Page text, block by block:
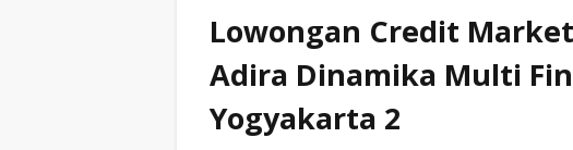
Lowongan Credit
Adira Dinamika Multi
Yogyakarta 2